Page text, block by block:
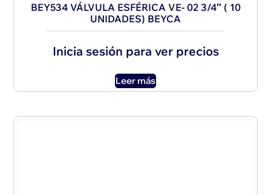
BEY534 VÁLVULA ESFÉRICA VE- 02 3/4″ ( 10
UNIDADES) BEYCA
Inicia sesión para ver precios
Leer más